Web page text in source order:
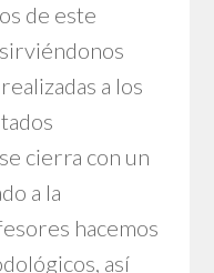
de este
a los
cierra con un
a la
hacemos
así